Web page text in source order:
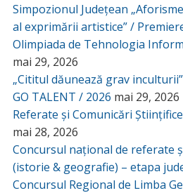
Simpozionul Județean
al exprimării artistice” /
Olimpiada de Tehnologia
mai 29, 2026
„Cititul dăunează grav inculturii”
GO TALENT / 2026 mai 29, 2026
Referate și Comunicări
mai 28, 2026
Concursul național de referate
(istorie & geografie) – etapa
Concursul Regional de Limba